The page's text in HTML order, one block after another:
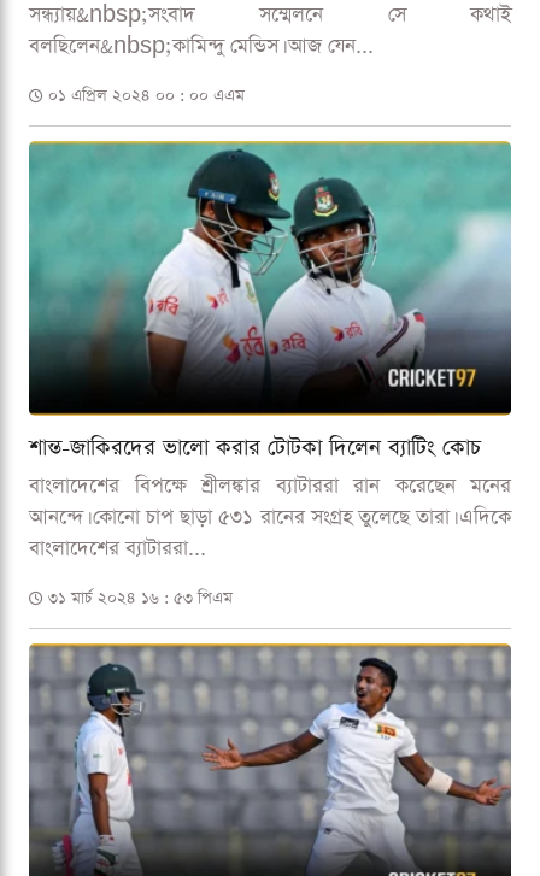
সন্ধ্যায়&nbsp;সংবাদ সম্মেলনে সে কথাই
বলছিলেন&nbsp;কামিন্দু মেন্ডিস। আজ যেন...
০১ এপ্রিল ২০২৪ ০০ : ০০ এএম
শান্ত-জাকিরদের ভালো করার টোটকা দিলেন ব্যাটিং কোচ
বাংলাদেশের বিপক্ষে শ্রীলঙ্কার ব্যাটাররা রান করেছেন মনের
আনন্দে। কোনো চাপ ছাড়া ৫৩১ রানের সংগ্রহ তুলেছে তারা। এদিকে
বাংলাদেশের ব্যাটাররা...
৩১ মার্চ ২০২৪ ১৬ : ৫৩ পিএম